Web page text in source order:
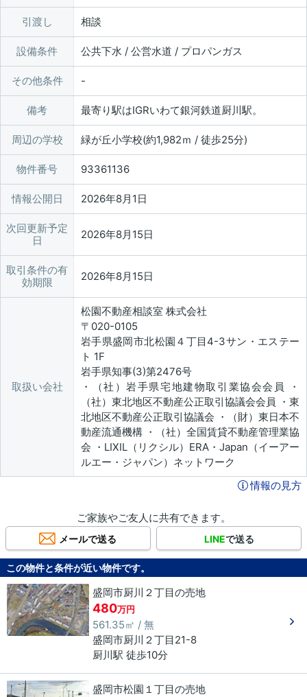
引渡し 相談
設備条件 公共下水 / 公営水道 / プロパンガス
その他条件
備考 最寄り駅はIGRいわて銀河鉄道厨川駅。
周辺の学校 緑が丘小学校(約1,982ｍ / 徒歩25分)
物件番号 93361136
情報公開日 2026年8月1日
次回更新予定
日
2026年8月15日
取引条件の有
効期限
2026年8月15日
取扱い会社
松園不動産相談室 株式会社
〒020-0105
岩手県盛岡市北松園４丁目4-3サン・エステー
ト 1F
岩手県知事(3)第2476号
・（社）岩手県宅地建物取引業協会会員 ・
（社）東北地区不動産公正取引協議会会員 ・東
北地区不動産公正取引協議会 ・（財）東日本不
動産流通機構 ・（社）全国賃貸不動産管理業協
会 ・LIXIL（リクシル）ERA・Japan（イーアー
ルエー・ジャパン）ネットワーク
情報の見方
ご家族やご友人に共有できます。
メールで送る LINEで送る
この物件と条件が近い物件です。
盛岡市厨川２丁目の売地
480万円
561.35㎡ / 無
盛岡市厨川 ２丁目 21-8
厨川駅 徒歩10分
盛岡市松園１丁目の売地